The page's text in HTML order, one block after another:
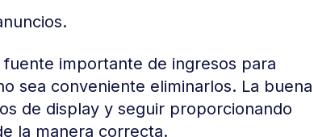
importante de ingresos para
sea conveniente eliminarlos. La buena
de display y seguir proporcionando
la manera correcta.